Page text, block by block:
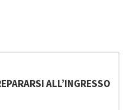
ALL’INGRESSO